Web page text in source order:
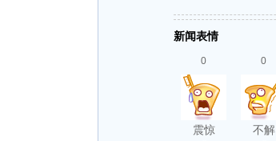
新闻表情
0
震惊
0
不解